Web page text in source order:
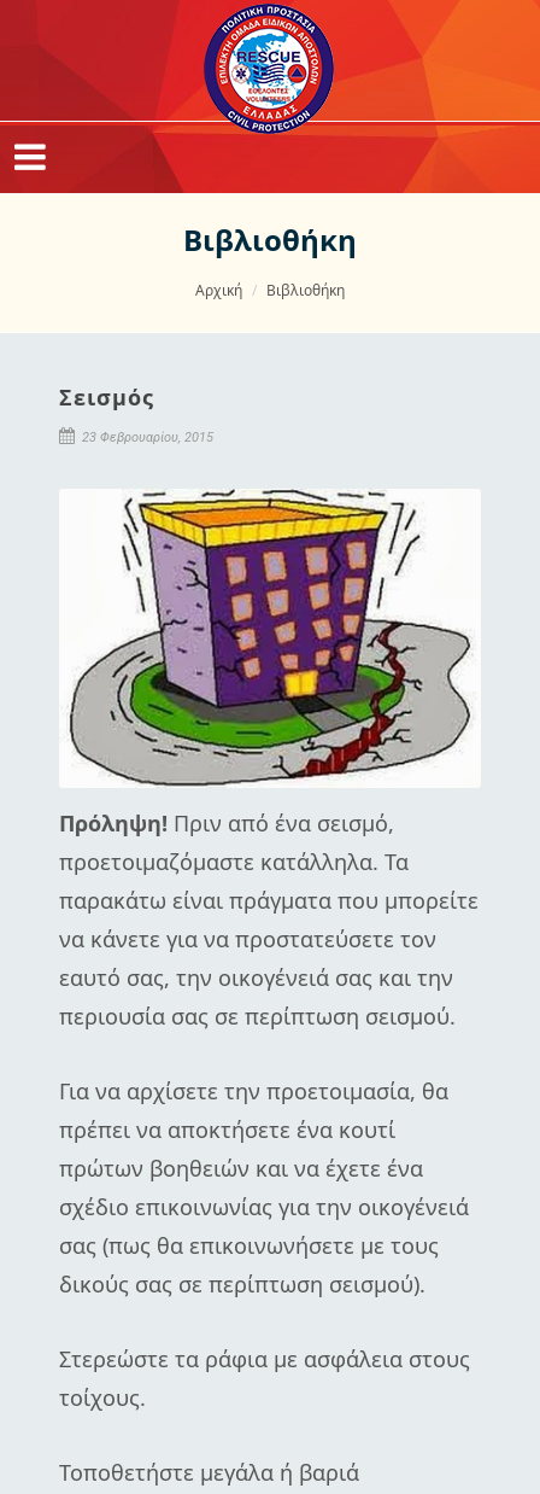
Βιβλιοθήκη
Αρχική Βιβλιοθήκη
Σεισμός
23 Φεβρουαρίου, 2015
Πρόληψη! Πριν από ένα σεισμό,
προετοιμαζόμαστε κατάλληλα. Τα
παρακάτω είναι πράγματα που μπορείτε
να κάνετε για να προστατεύσετε τον
εαυτό σας, την οικογένειά σας και την
περιουσία σας σε περίπτωση σεισμού.
Για να αρχίσετε την προετοιμασία, θα
πρέπει να αποκτήσετε ένα κουτί
πρώτων βοηθειών και να έχετε ένα
σχέδιο επικοινωνίας για την οικογένειά
σας (πως θα επικοινωνήσετε με τους
δικούς σας σε περίπτωση σεισμού).
Στερεώστε τα ράφια με ασφάλεια στους
τοίχους.
Τοποθετήστε μεγάλα ή βαριά